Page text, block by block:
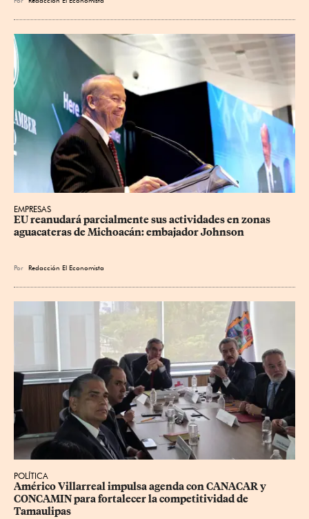
EMPRESAS
EU reanudará parcialmente sus actividades en zonas
aguacateras de Michoacán: embajador Johnson
Por Redacción El Economista
POLÍTICA
Américo Villarreal impulsa agenda con CANACAR y
CONCAMIN para fortalecer la competitividad de
Tamaulipas